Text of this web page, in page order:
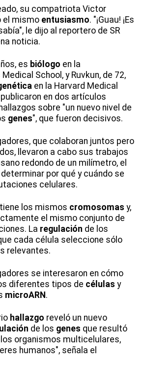
su compatriota Victor
el mismo entusiasmo. "¡Guau! ¡Es
le dijo al reportero de SR
noticia.
es biólogo en la
School, y Ruvkun, de 72,
en la Harvard Medical
publicaron en dos artículos
sobre "un nuevo nivel de
genes", que fueron decisivos.
que colaboran juntos pero
llevaron a cabo sus trabajos
redondo de un milímetro, el
determinar por qué y cuándo se
celulares.
los mismos cromosomas y,
el mismo conjunto de
La regulación de los
cada célula seleccione sólo
relevantes.
se interesaron en cómo
diferentes tipos de células y
microARN .
hallazgo reveló un nuevo
de los genes que resultó
organismos multicelulares,
humanos", señala el